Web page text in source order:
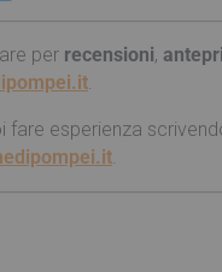
per recensioni,
.
esperienza
.